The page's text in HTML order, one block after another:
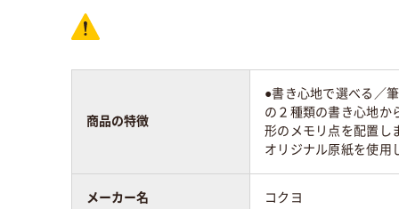
スコア
商品の特徴
●書き心地で選べる／
の２種類の書き心地か
形のメモリ点を配置し
オリジナル原紙を使用
メーカー名 コクヨ